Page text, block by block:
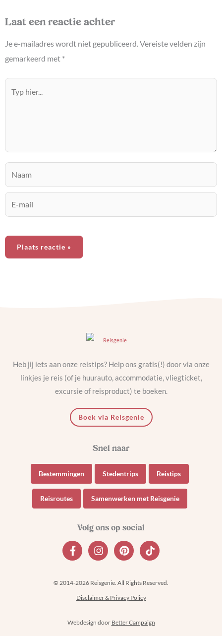
Laat een reactie achter
Je e-mailadres wordt niet gepubliceerd.Vereiste velden zijn
gemarkeerd met *
mail
Heb jij iets aan onze reistips? Help ons gratis(!) door via onze
linkjes je reis (of je huurauto, accommodatie, vliegticket,
excursie of reisproduct) te boeken.
Boek via Reisgenie
Bestemmingen Stedentrips Reistips
Reisroutes Samenwerken met Reisgenie
© 2014-2026 Reisgenie. All Rights Reserved.
Disclaimer & Privacy Policy
Webdesign door Better Campaign